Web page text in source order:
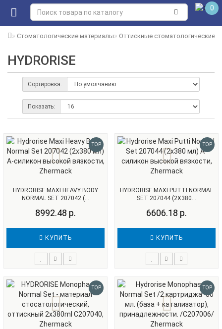
0
Стоматологические материалы Оттискные стоматологические
HYDRORISE
Сортировка:
Показать:
TOP
HYDRORISE MAXI HEAVY BODY
NORMAL SET 207042 (...
8992.48 р.
КУПИТЬ
TOP
HYDRORISE MAXI PUTTI NORMAL
SET 207044 (2Х380...
6606.18 р.
КУПИТЬ
TOP TOP